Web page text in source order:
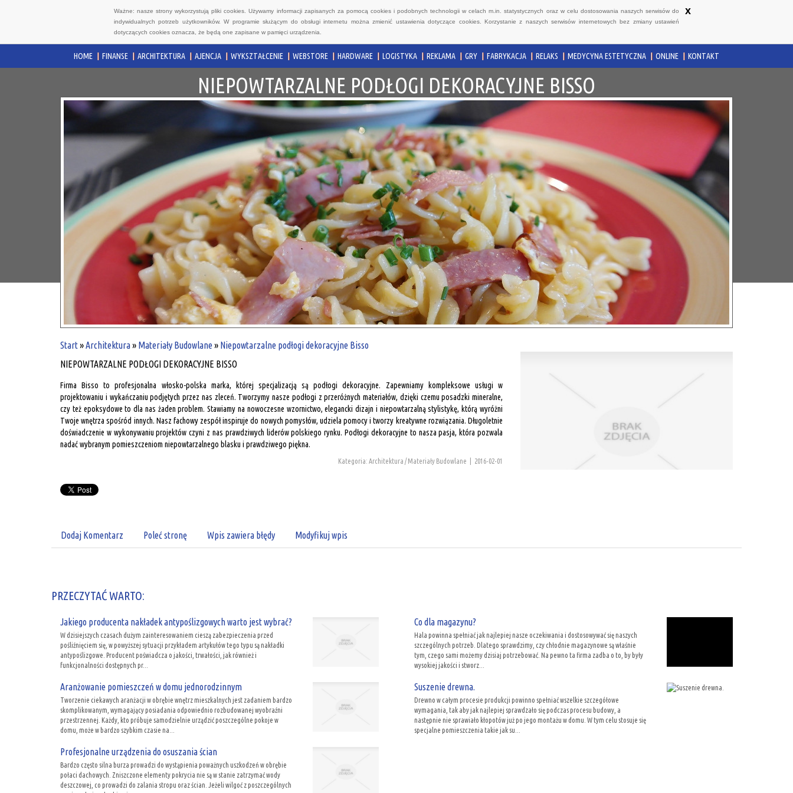
Ważne: nasze strony wykorzystują pliki cookies. Używamy informacji zapisanych za pomocą cookies i podobnych technologii w celach m.in. statystycznych oraz w celu dostosowania naszych serwisów do
indywidualnych potrzeb użytkowników. W programie służącym do obsługi internetu można zmienić ustawienia dotyczące cookies. Korzystanie z naszych serwisów internetowych bez zmiany ustawień
dotyczących cookies oznacza, że będą one zapisane w pamięci urządzenia.
x
HOME FINANSE ARCHITEKTURA AJENCJA WYKSZTAŁCENIE WEBSTORE HARDWARE LOGISTYKA REKLAMA GRY FABRYKACJA RELAKS MEDYCYNA ESTETYCZNA ONLINE KONTAKT
NIEPOWTARZALNE PODŁOGI DEKORACYJNE BISSO
Start»Architektura» Materiały Budowlane» Niepowtarzalne podłogi dekoracyjne Bisso
NIEPOWTARZALNE PODŁOGI DEKORACYJNE BISSO
Firma Bisso to profesjonalna włosko-polska marka, której specjalizacją są podłogi dekoracyjne. Zapewniamy kompleksowe usługi w
projektowaniu i wykańczaniu podjętych przez nas zleceń. Tworzymy nasze podłogi z przeróżnych materiałów, dzięki czemu posadzki mineralne,
czy też epoksydowe to dla nas żaden problem. Stawiamy na nowoczesne wzornictwo, elegancki dizajn i niepowtarzalną stylistykę, którą wyróżni
Twoje wnętrza spośród innych. Nasz fachowy zespół inspiruje do nowych pomysłów, udziela pomocy i tworzy kreatywne rozwiązania. Długoletnie
doświadczenie w wykonywaniu projektów czyni z nas prawdziwych liderów polskiego rynku. Podłogi dekoracyjne to nasza pasja, która pozwala
nadać wybranym pomieszczeniom niepowtarzalnego blasku i prawdziwego piękna.
Kategoria: Architektura / Materiały Budowlane 2016-02-01
Dodaj Komentarz Poleć stronę Wpis zawiera błędy Modyfikuj wpis
PRZECZYTAĆ WARTO:
Jakiego producenta nakładek antypoślizgowych warto jest wybrać?
W dzisiejszych czasach dużym zainteresowaniem cieszą zabezpieczenia przed
pośliźnięciem się, w powyższej sytuacji przykładem artykułów tego typu są nakładki
antypoślizgowe. Producent poświadcza o jakości, trwałości, jak również i
funkcjonalności dostępnych pr...
Co dla magazynu?
Hala powinna spełniać jak najlepiej nasze oczekiwania i dostosowywać się naszych
szczególnych potrzeb. Dlatego sprawdzimy, czy chłodnie magazynowe są właśnie
tym, czego sami możemy dzisiaj potrzebować. Na pewno ta firma zadba o to, by były
wysokiej jakości i stworz...
Aranżowanie pomieszczeń w domu jednorodzinnym
Tworzenie ciekawych aranżacji w obrębie wnętrz mieszkalnych jest zadaniem bardzo
skomplikowanym, wymagający posiadania odpowiednio rozbudowanej wyobraźni
przestrzennej. Każdy, kto próbuje samodzielnie urządzić poszczególne pokoje w
domu, może w bardzo szybkim czasie na...
Suszenie drewna.
Drewno w całym procesie produkcji powinno spełniać wszelkie szczegółowe
wymagania, tak aby jak najlepiej sprawdzało się podczas procesu budowy, a
następnie nie sprawiało kłopotów już po jego montażu w domu. W tym celu stosuje się
specjalne pomieszczenia takie jak su...
Profesjonalne urządzenia do osuszania ścian
Bardzo często silna burza prowadzi do wystąpienia poważnych uszkodzeń w obrębie
połaci dachowych. Zniszczone elementy pokrycia nie są w stanie zatrzymać wody
deszczowej, co prowadzi do zalania stropu oraz ścian. Jeżeli wilgoć z poszczególnych